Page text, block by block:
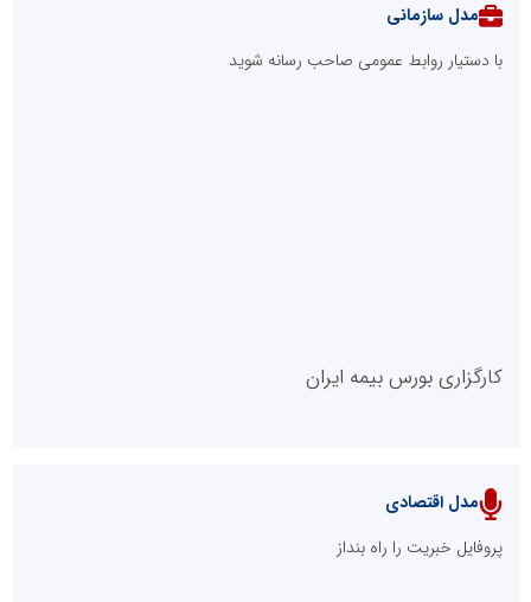
پایگاه خبری نهضت ملی مسکن
مدل سازمانی
با دستیار روابط عمومی صاحب رسانه شوید
کارگزاری بورس بیمه ایران
مدل اقتصادی
پروفایل خبریت را راه بنداز